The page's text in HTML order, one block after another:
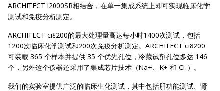
ARCHITECT i2000SR相结合，在单一集成系统上即可实现临床化学
测试和免疫分析测定。
ARCHITECT ci8200的最大处理量高达每小时1400次测试，包括
1200次临床化学测试和200次免疫分析测定。ARCHITECT ci8200
可装载 365 个样本并提供 35 个优先孔位，冷藏试剂孔位多达 146
个，另外这个仪器还采用了集成芯片技术（Na+、K+ 和 Cl-）。
我们的实验室提供广泛的临床生化测试，其中包括肝功能测试、肾